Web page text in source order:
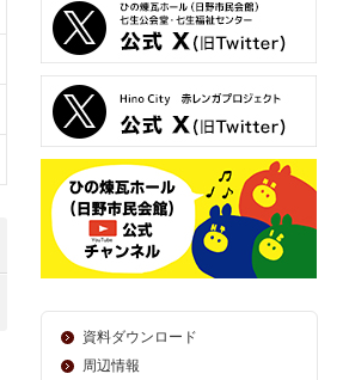
資料ダウンロード
周辺情報